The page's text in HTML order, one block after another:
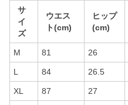
サ
イ
ズ
ウエス
ト(cm)
ヒップ
(cm)
M 81 26
L 84 26.5
XL 87 27